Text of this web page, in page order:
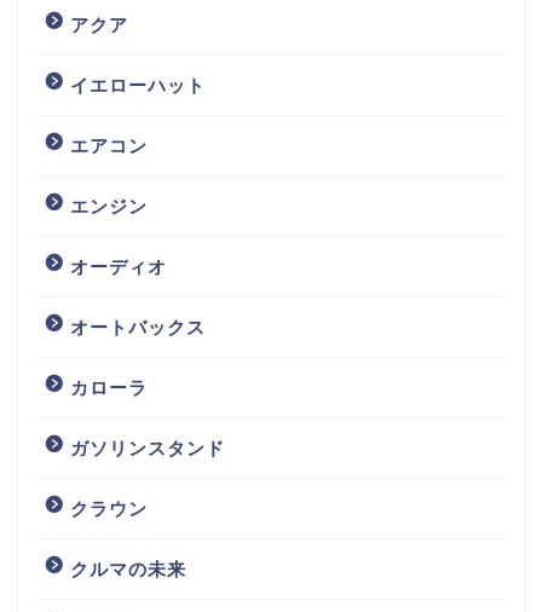
アクア
イエローハット
エアコン
エンジン
オーディオ
オートバックス
カローラ
ガソリンスタンド
クラウン
クルマの未来